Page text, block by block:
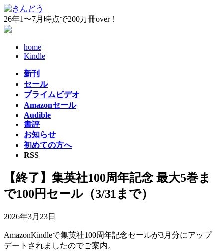
コ
ン
テ
ナ
ビ
ゲ
26年1〜7月時点で200万冊over！
home
Kindle
新刊
セール
プライムビデオ
Amazonセール
Audible
書評
お知らせ
初めての方へ
RSS
【終了】集英社100周年記念 最大5巻ま
で100円セール（3/31まで）
2026年3月23日
AmazonKindleで集英社100周年記念セールが3月分にアップ
デートされましたのでご案内。